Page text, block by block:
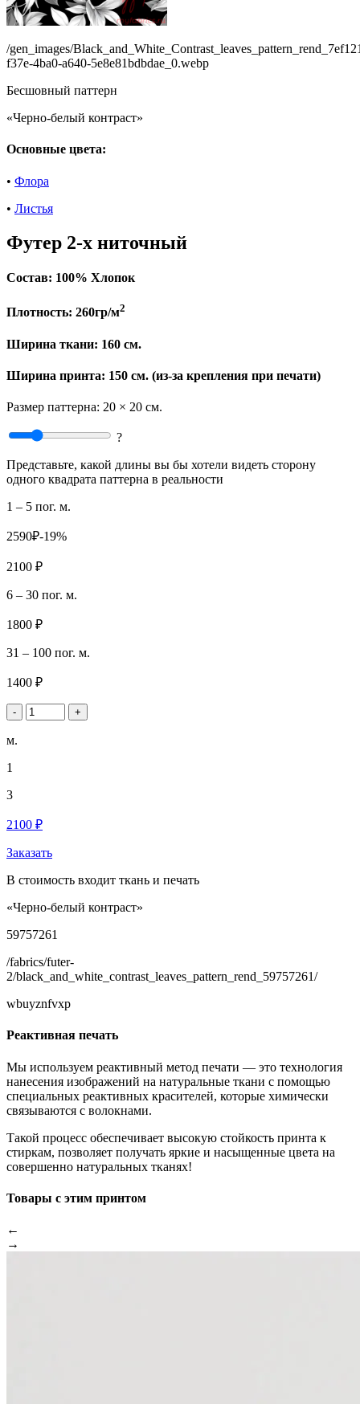
/gen_images/
f37e-4ba0-a640-5e8e81bdbdae_0.webp
Бесшовный паттерн
«Черно-белый контраст»
Основные цвета:
• Флора
• Листья
Футер 2-х ниточный
Состав: 100% Хлопок
Плотность: 260гр/м2
Ширина ткани: 160 см.
Ширина принта: 150 см. (из-за крепления при печати)
Размер паттерна: 20 × 20 см.
?
Представьте, какой длины вы бы хотели видеть сторону
одного квадрата паттерна в реальности
1 – 5 пог. м.
2590₽-19%
2100 ₽
6 – 30 пог. м.
1800 ₽
31 – 100 пог. м.
1400 ₽
- +
м.
1
3
2100 ₽
Заказать
В стоимость входит ткань и печать
«Черно-белый контраст»
59757261
/fabrics/futer-
2/black_and_white_contrast_leaves_pattern_rend_59757261/
wbuyznfvxp
Реактивная печать
Мы используем реактивный метод печати — это технология
нанесения изображений на натуральные ткани с помощью
специальных реактивных красителей, которые химически
связываются с волокнами.
Такой процесс обеспечивает высокую стойкость принта к
стиркам, позволяет получать яркие и насыщенные цвета на
совершенно натуральных тканях!
Товары с этим принтом
←
→